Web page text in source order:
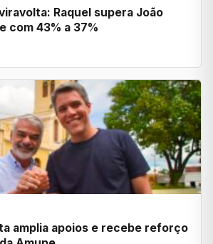
Raquel supera João
com 43% a 37%
amplia apoios e recebe reforço